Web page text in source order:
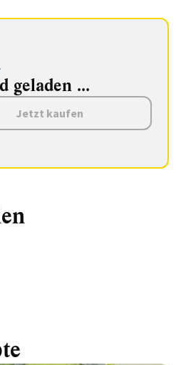
geladen ...
Jetzt kaufen